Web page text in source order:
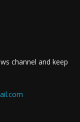
channel and keep